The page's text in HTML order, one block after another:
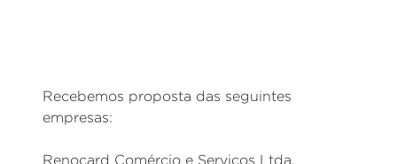
Recebemos proposta das seguintes
empresas:
Renocard Comércio e Serviços Ltda.